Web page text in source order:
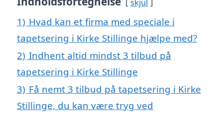
skjul
1) Hvad kan et firma med speciale i
tapetsering i Kirke Stillinge hjælpe med?
2) Indhent altid mindst 3 tilbud på
tapetsering i Kirke Stillinge
3) Få nemt 3 tilbud på tapetsering i Kirke
Stillinge, du kan være tryg ved